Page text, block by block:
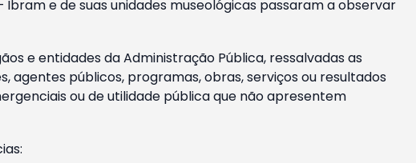
e de suas unidades museológicas passaram a observar
e entidades da Administração Pública, ressalvadas as
públicos, programas, obras, serviços ou resultados
ou de utilidade pública que não apresentem